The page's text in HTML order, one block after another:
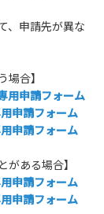
、申請先が異な
場合】
用申請フォーム
申請フォーム
申請フォーム
がある場合】
申請フォーム
申請フォーム